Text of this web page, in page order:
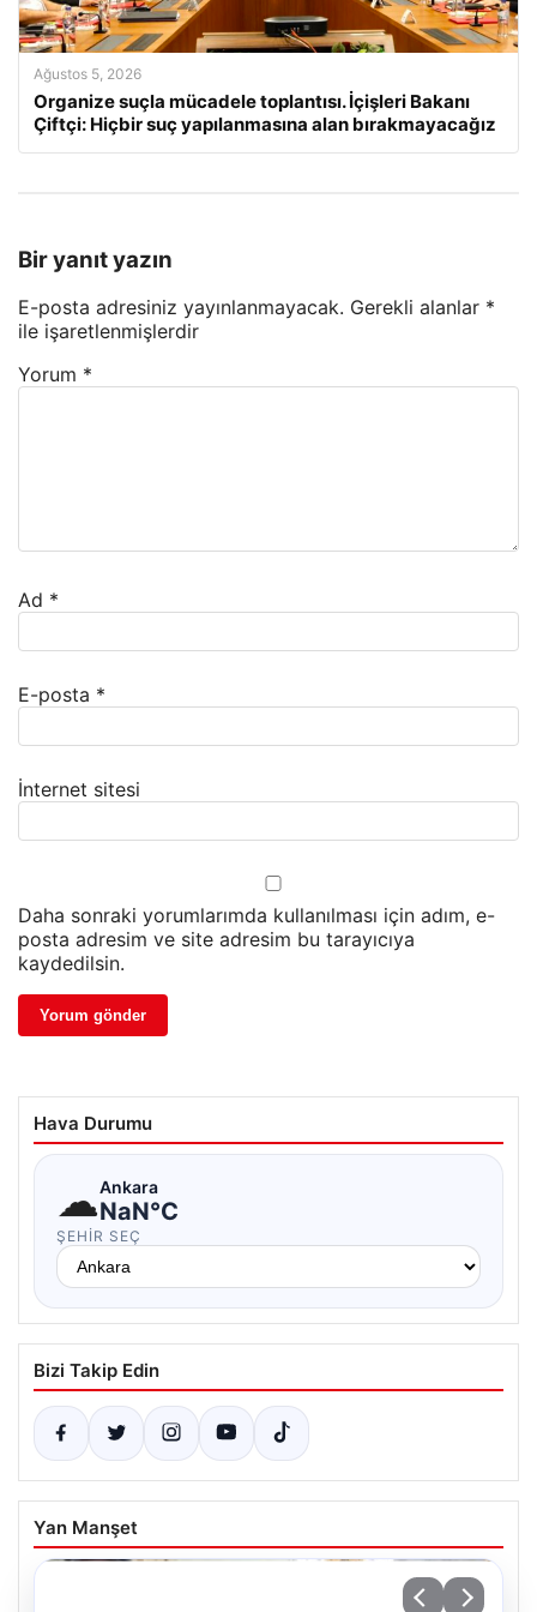
Ağustos 5, 2026
Organize suçla mücadele toplantısı. İçişleri Bakanı
Çiftçi: Hiçbir suç yapılanmasına alan bırakmayacağız
Bir yanıt yazın
E-posta adresiniz yayınlanmayacak. Gerekli alanlar *
ile işaretlenmişlerdir
Yorum *
Ad *
E-posta *
İnternet sitesi
Daha sonraki yorumlarımda kullanılması için adım, e-
posta adresim ve site adresim bu tarayıcıya
kaydedilsin.
Hava Durumu
☁Ankara
NaN°C
ŞEHIR SEÇ
Bizi Takip Edin
Yan Manşet